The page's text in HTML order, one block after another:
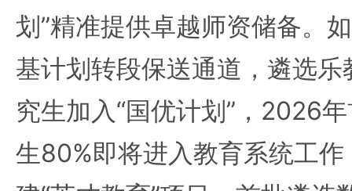
划”精准提供卓越师资储备。
基计划转段保送通道，遴选
究生加入“国优计划”，2026
生80%即将进入教育系统工